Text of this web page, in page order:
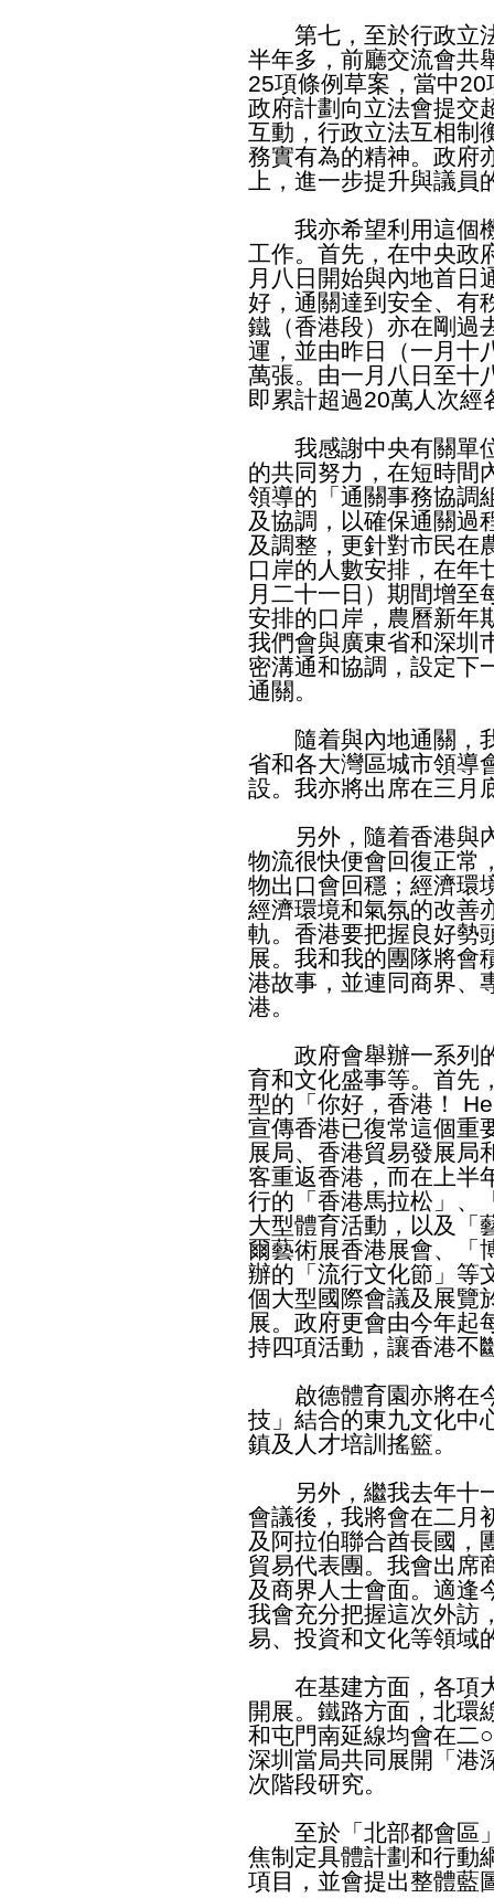
第七，至於行政立法
半年多，前廳交流會共
25項條例草案，當中
政府計劃向立法會提交
互動，行政立法互相制
務實有為的精神。政府
上，進一步提升與議員
我亦希望利用這個機
工作。首先，在中央政
月八日開始與內地首日
好，通關達到安全、有
鐵（香港段）亦在剛過
運，並由昨日（一月十
萬張。由一月八日至十
即累計超過20萬人次經
我感謝中央有關單位
的共同努力，在短時間
領導的「通關事務協調
及協調，以確保通關過
及調整，更針對市民在
口岸的人數安排，在年
月二十一日）期間增至
安排的口岸，農曆新年
我們會與廣東省和深圳
密溝通和協調，設定下
通關。
隨着與內地通關，我
省和各大灣區城市領導
設。我亦將出席在三月
另外，隨着香港與內
物流很快便會回復正常
物出口會回穩；經濟環
經濟環境和氣氛的改善
軌。香港要把握良好勢
展。我和我的團隊將會
港故事，並連同商界、
港。
政府會舉辦一系列的
育和文化盛事等。首先
型的「你好，香港！
宣傳香港已復常這個重
展局、香港貿易發展局
客重返香港，而在上半
行的「香港馬拉松」、
大型體育活動，以及「
爾藝術展香港展會、「
辦的「流行文化節」等
個大型國際會議及展覽
展。政府更會由今年起
持四項活動，讓香港不
啟德體育園亦將在今
技」結合的東九文化中
鎮及人才培訓搖籃。
另外，繼我去年十一
會議後，我將會在二月
及阿拉伯聯合酋長國，
貿易代表團。我會出席
及商界人士會面。適逢
我會充分把握這次外訪
易、投資和文化等領域
在基建方面，各項大
開展。鐵路方面，北環
和屯門南延線均會在二
深圳當局共同展開「港
次階段研究。
至於「北部都會區」
焦制定具體計劃和行動
項目，並會提出整體藍